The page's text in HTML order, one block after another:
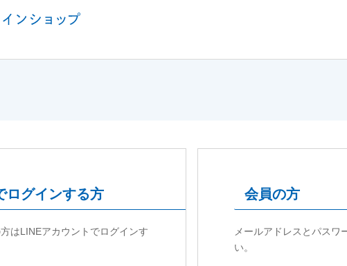
会員の方
メールアドレスとパスワ
い。
ログインする方
はLINEアカウントでログインす